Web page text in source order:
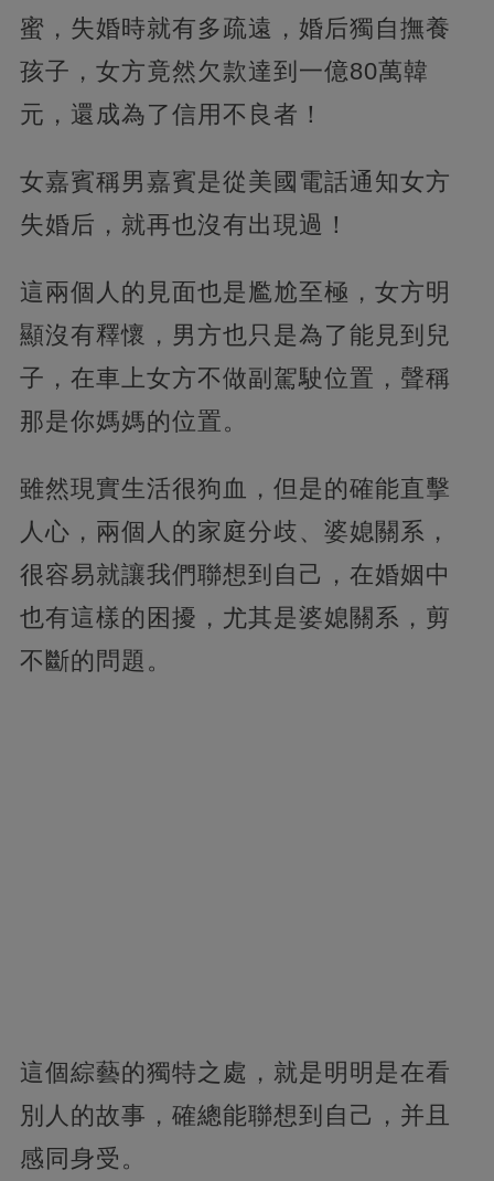
蜜，失婚時就有多疏遠，婚后獨自撫養
孩子，女方竟然欠款達到一億80萬韓
元，還成為了信用不良者！
女嘉賓稱男嘉賓是從美國電話通知女方
失婚后，就再也沒有出現過！
這兩個人的見面也是尷尬至極，女方明
顯沒有釋懷，男方也只是為了能見到兒
子，在車上女方不做副駕駛位置，聲稱
那是你媽媽的位置。
雖然現實生活很狗血，但是的確能直擊
人心，兩個人的家庭分歧、婆媳關系，
很容易就讓我們聯想到自己，在婚姻中
也有這樣的困擾，尤其是婆媳關系，剪
不斷的問題。
這個綜藝的獨特之處，就是明明是在看
別人的故事，確總能聯想到自己，并且
感同身受。